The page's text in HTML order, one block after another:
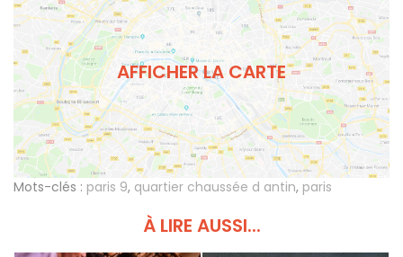
AFFICHER LA CARTE
Mots-clés : paris 9, quartier chaussée d antin, paris
À LIRE AUSSI...